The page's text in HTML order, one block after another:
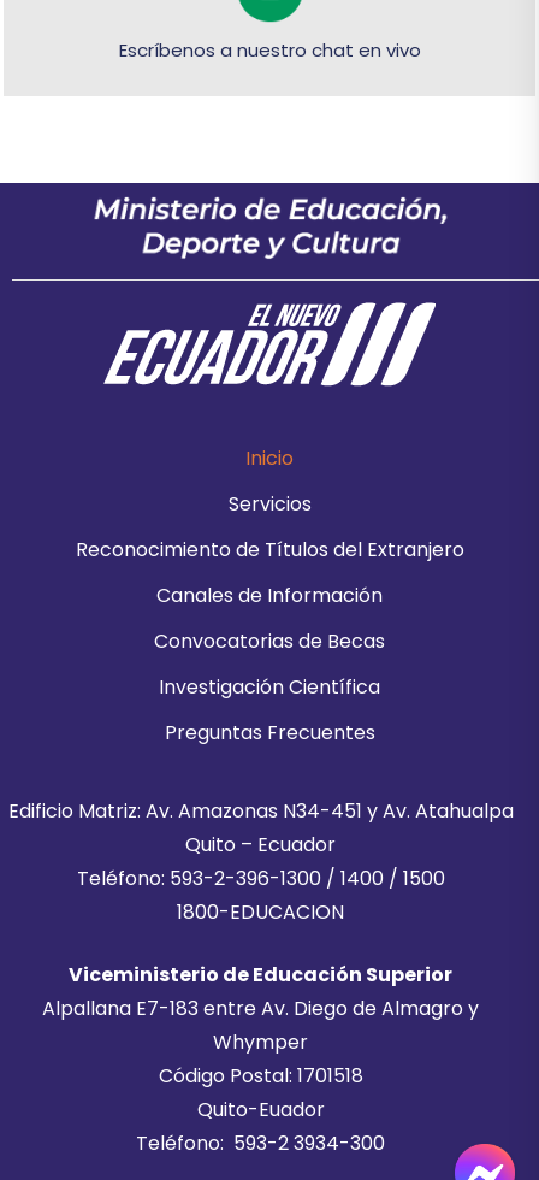
Escríbenos a nuestro chat en vivo
Inicio
Servicios
Reconocimiento de Títulos del Extranjero
Canales de Información
Convocatorias de Becas
Investigación Científica
Preguntas Frecuentes
Edificio Matriz: Av. Amazonas N34-451 y Av. Atahualpa
Quito – Ecuador
Teléfono: 593-2-396-1300 / 1400 / 1500
1800-EDUCACION
Viceministerio de Educación Superior
Alpallana E7-183 entre Av. Diego de Almagro y
Whymper
Código Postal: 1701518
Quito-Euador
Teléfono: 593-2 3934-300